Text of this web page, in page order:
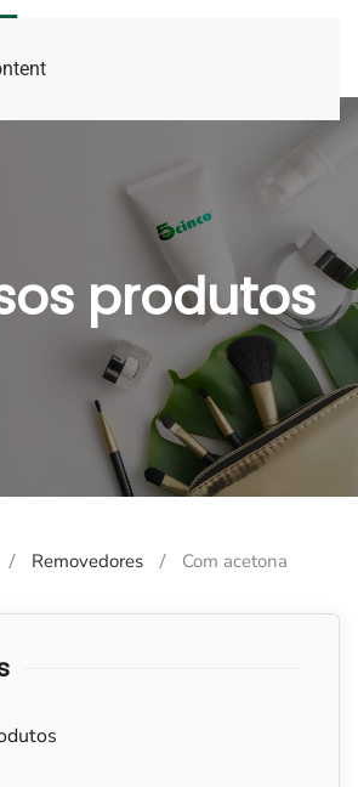
produtos
Removedores Com acetona